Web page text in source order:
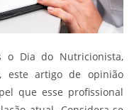
o Dia do Nutricionista,
este artigo de opinião
que esse profissional